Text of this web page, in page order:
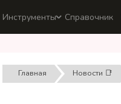
Инструменты Справочник
Главная Новости 📑